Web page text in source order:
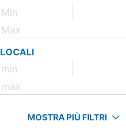
LOCALI
MOSTRA PIÙ FILTRI